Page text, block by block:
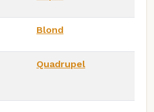
Blond
Quadrupel